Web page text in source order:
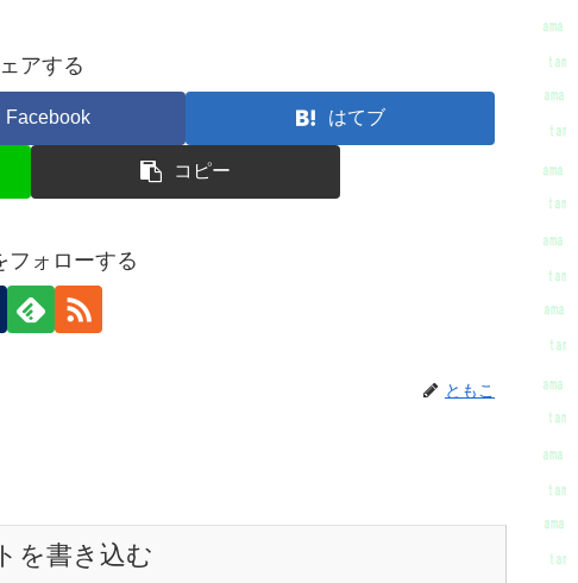
アする
Facebook はてブ
コピー
フォローする
ともこ
を書き込む